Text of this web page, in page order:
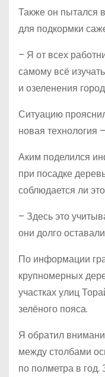
Также он пытался
для подкормки
– Я от всех
самому всё
и озеленения
Ситуацию
новая технология
Аким поделился
при посадке
соблюдается ли
– Здесь это
они долго
По информации
крупномерных
участках улиц
зелёного пояса.
Я обратил
между столбами
по полметра в год.